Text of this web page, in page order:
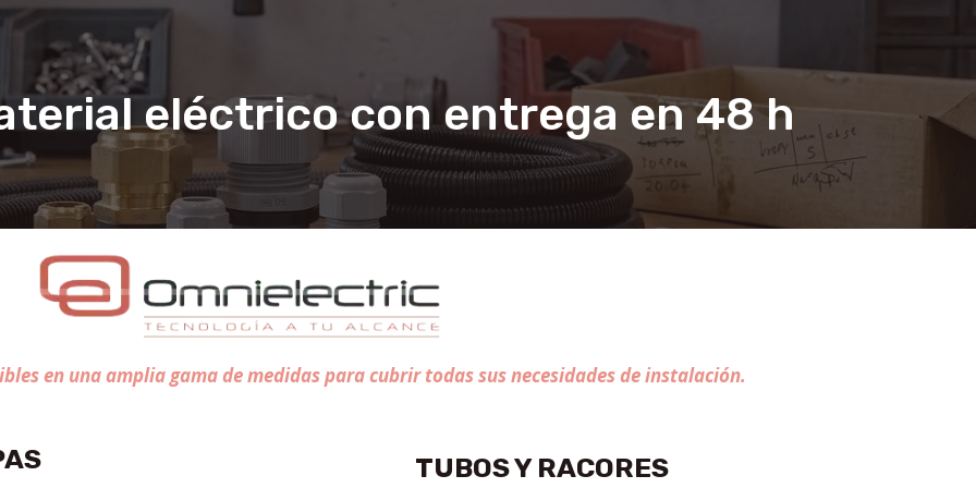
eléctrico con entrega en 48 h
en una amplia gama de medidas para cubrir todas sus necesidades de instalación.
TUBOS Y RACORES